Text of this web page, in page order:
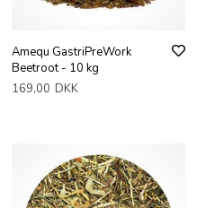
Amequ GastriPreWork
Beetroot - 10 kg
169,00 DKK